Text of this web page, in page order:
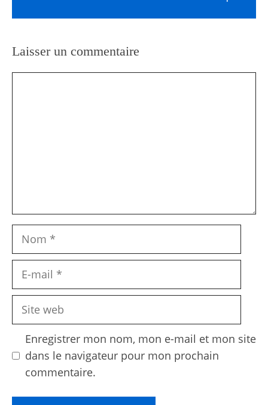
Laisser un commentaire
Nom
Site
Enregistrer mon nom, mon e-mail et mon site
dans le navigateur pour mon prochain
commentaire.